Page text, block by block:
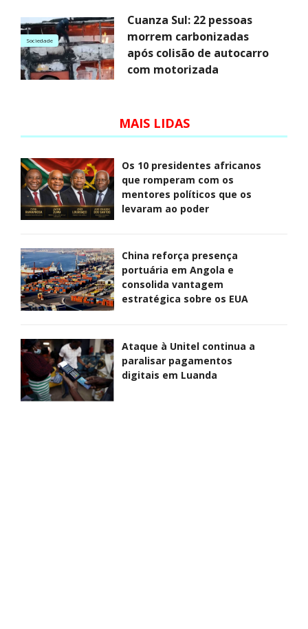
Sociedade
Cuanza Sul: 22 pessoas
morrem carbonizadas
após colisão de autocarro
com motorizada
MAIS LIDAS
Os 10 presidentes africanos
que romperam com os
mentores políticos que os
levaram ao poder
China reforça presença
portuária em Angola e
consolida vantagem
estratégica sobre os EUA
Ataque à Unitel continua a
paralisar pagamentos
digitais em Luanda